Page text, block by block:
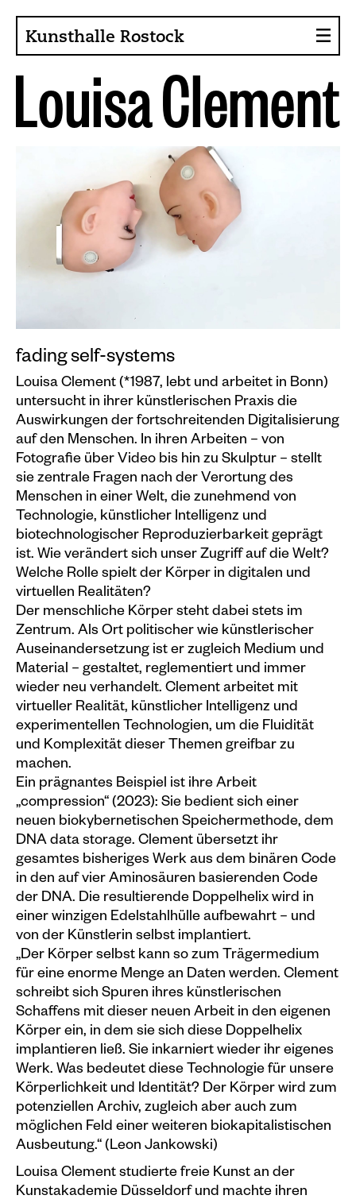
Kunsthalle Rostock
About the Art Hall
Collection
Contact persons
Sponsors, Projects
Presse
Café, Bistro
News
Events calendar
Information
Visit
Programm
Kunstvermittlung &
Museumspädagogik
Exhibitions
Current
Preview
Archive
Shop
Kataloge
Plakate
Sondereditionen
Editionen
Merchandise
LouisaClement
fading self-systems
Louisa Clement (*1987, lebt und arbeitet in Bonn)
untersucht in ihrer künstlerischen Praxis die
Auswirkungen der fortschreitenden Digitalisierung
auf den Menschen. In ihren Arbeiten – von
Fotografie über Video bis hin zu Skulptur – stellt
sie zentrale Fragen nach der Verortung des
Menschen in einer Welt, die zunehmend von
Technologie, künstlicher Intelligenz und
biotechnologischer Reproduzierbarkeit geprägt
ist. Wie verändert sich unser Zugriff auf die Welt?
Welche Rolle spielt der Körper in digitalen und
virtuellen Realitäten?
Der menschliche Körper steht dabei stets im
Zentrum. Als Ort politischer wie künstlerischer
Auseinandersetzung ist er zugleich Medium und
Material – gestaltet, reglementiert und immer
wieder neu verhandelt. Clement arbeitet mit
virtueller Realität, künstlicher Intelligenz und
experimentellen Technologien, um die Fluidität
und Komplexität dieser Themen greifbar zu
machen.
Ein prägnantes Beispiel ist ihre Arbeit
„compression“ (2023): Sie bedient sich einer
neuen biokybernetischen Speichermethode, dem
DNA data storage. Clement übersetzt ihr
gesamtes bisheriges Werk aus dem binären Code
in den auf vier Aminosäuren basierenden Code
der DNA. Die resultierende Doppelhelix wird in
einer winzigen Edelstahlhülle aufbewahrt – und
von der Künstlerin selbst implantiert.
„Der Körper selbst kann so zum Trägermedium
für eine enorme Menge an Daten werden. Clement
schreibt sich Spuren ihres künstlerischen
Schaffens mit dieser neuen Arbeit in den eigenen
Körper ein, in dem sie sich diese Doppelhelix
implantieren ließ. Sie inkarniert wieder ihr eigenes
Werk. Was bedeutet diese Technologie für unsere
Körperlichkeit und Identität? Der Körper wird zum
potenziellen Archiv, zugleich aber auch zum
möglichen Feld einer weiteren biokapitalistischen
Ausbeutung.“ (Leon Jankowski)
Louisa Clement studierte freie Kunst an der
Kunstakademie Düsseldorf und machte ihren